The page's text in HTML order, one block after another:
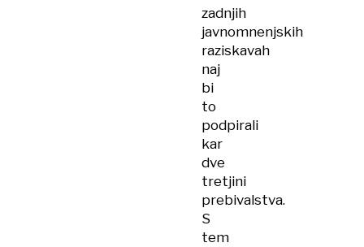
zadnjih
javnomnenjskih
raziskavah
naj
bi
to
podpirali
kar
dve
tretjini
prebivalstva.
S
tem